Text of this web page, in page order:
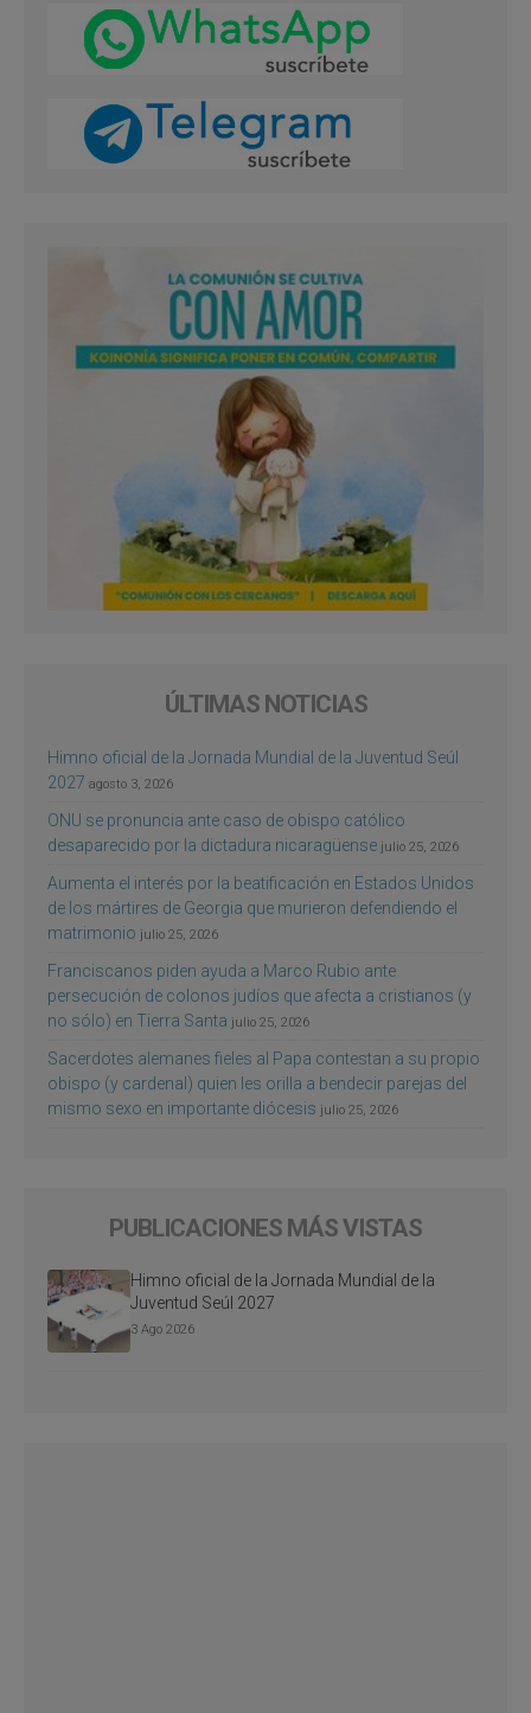
ÚLTIMAS NOTICIAS
Himno oficial de la Jornada Mundial de la Juventud Seúl
2027 agosto 3, 2026
ONU se pronuncia ante caso de obispo católico
desaparecido por la dictadura nicaragüense julio 25, 2026
Aumenta el interés por la beatificación en Estados Unidos
de los mártires de Georgia que murieron defendiendo el
matrimonio julio 25, 2026
Franciscanos piden ayuda a Marco Rubio ante
persecución de colonos judíos que afecta a cristianos (y
no sólo) en Tierra Santa julio 25, 2026
Sacerdotes alemanes fieles al Papa contestan a su propio
obispo (y cardenal) quien les orilla a bendecir parejas del
mismo sexo en importante diócesis julio 25, 2026
PUBLICACIONES MÁS VISTAS
Himno oficial de la Jornada Mundial de la
Juventud Seúl 2027
3 Ago 2026